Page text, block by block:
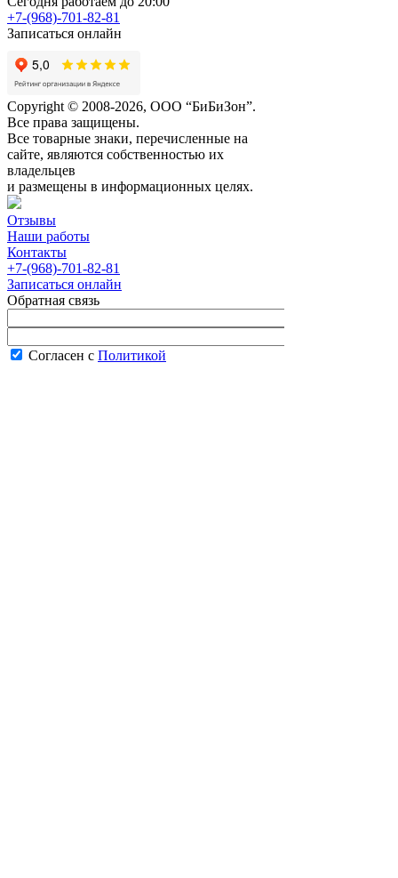
+7-(968)-701-82-81
Записаться онлайн
Copyright © 2008-2026, ООО “БиБиЗон”.
Все права защищены.
Все товарные знаки, перечисленные на
сайте, являются собственностью их
владельцев
и размещены в информационных целях.
Отзывы
Наши работы
Контакты
+7-(968)-701-82-81
Записаться онлайн
Обратная связь
Согласен с Политикой